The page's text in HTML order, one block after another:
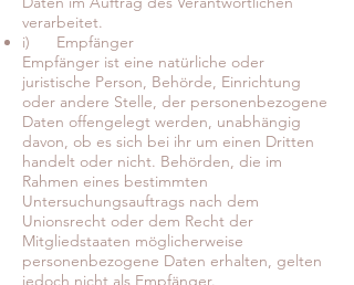
verarbeitet.
i) Empfänger
Empfänger ist eine natürliche oder
juristische Person, Behörde, Einrichtung
oder andere Stelle, der personenbezogene
Daten offengelegt werden, unabhängig
davon, ob es sich bei ihr um einen Dritten
handelt oder nicht. Behörden, die im
Rahmen eines bestimmten
Untersuchungsauftrags nach dem
Unionsrecht oder dem Recht der
Mitgliedstaaten möglicherweise
personenbezogene Daten erhalten, gelten
jedoch nicht als Empfänger.